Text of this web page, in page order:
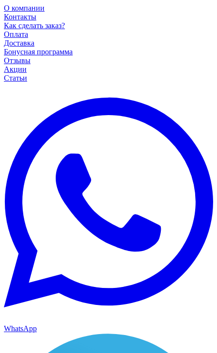
О компании
Контакты
Как сделать заказ?
Оплата
Доставка
Бонусная программа
Отзывы
Акции
Статьи
WhatsApp